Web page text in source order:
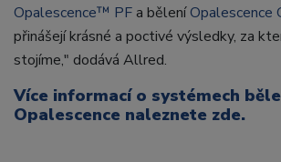
Opalescence™ PFa běleníOpalescence
přinášejí krásné a poctivé výsledky, za
stojíme," dodává Allred.
Více informací o systémech
Opalescence naleznete zde.